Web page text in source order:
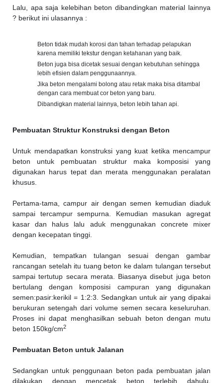
Lalu, apa saja kelebihan beton dibandingkan material lainnya
? berikut ini ulasannya :
Beton tidak mudah korosi dan tahan terhadap pelapukan
karena memiliki tekstur dengan ketahanan yang baik.
Beton juga bisa dicetak sesuai dengan kebutuhan sehingga
lebih efisien dalam penggunaannya.
Jika beton mengalami bolong atau retak maka bisa ditambal
dengan cara membuat cor beton yang baru.
Dibandigkan material lainnya, beton lebih tahan api.
Pembuatan Struktur Konstruksi dengan Beton
Untuk mendapatkan konstruksi yang kuat ketika mencampur
beton untuk pembuatan struktur maka komposisi yang
digunakan harus tepat dan merata menggunakan peralatan
khusus.
Pertama-tama, campur air dengan semen kemudian diaduk
sampai tercampur sempurna. Kemudian masukan agregat
kasar dan halus lalu aduk menggunakan concrete mixer
dengan kecepatan tinggi.
Kemudian, tempatkan tulangan sesuai dengan gambar
rancangan setelah itu tuang beton ke dalam tulangan tersebut
sampai tertutup secara merata. Biasanya disebut juga beton
bertulang dengan komposisi campuran yang digunakan
semen:pasir:kerikil = 1:2:3. Sedangkan untuk air yang dipakai
berukuran setengah dari volume semen secara keseluruhan.
Proses ini dapat menghasilkan sebuah beton dengan mutu
beton 150kg/cm2
Pembuatan Beton untuk Jalanan
Sedangkan untuk penggunaan beton pada pembuatan jalan
dilakukan dengan mencetak beton terlebih dahulu.